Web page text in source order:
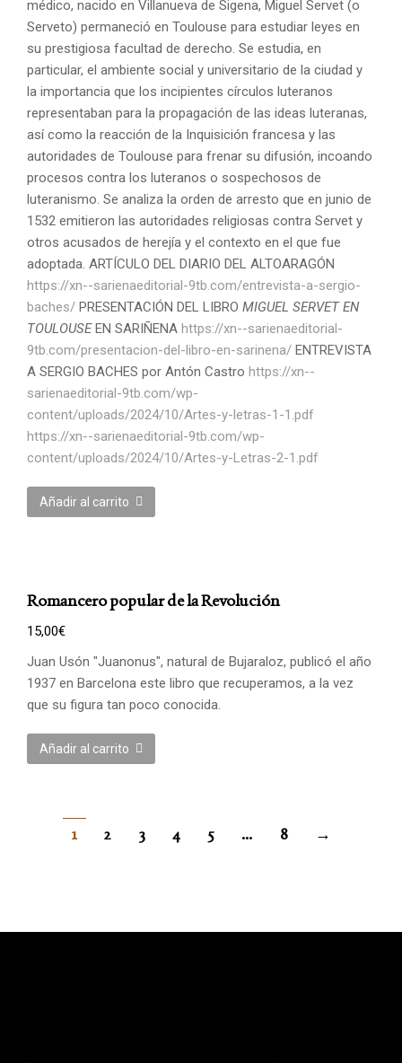
médico, nacido en Villanueva de Sigena, Miguel Servet (o
Serveto) permaneció en Toulouse para estudiar leyes en
su prestigiosa facultad de derecho. Se estudia, en
particular, el ambiente social y universitario de la ciudad y
la importancia que los incipientes círculos luteranos
representaban para la propagación de las ideas luteranas,
así como la reacción de la Inquisición francesa y las
autoridades de Toulouse para frenar su difusión, incoando
procesos contra los luteranos o sospechosos de
luteranismo. Se analiza la orden de arresto que en junio de
1532 emitieron las autoridades religiosas contra Servet y
otros acusados de herejía y el contexto en el que fue
adoptada. ARTÍCULO DEL DIARIO DEL ALTOARAGÓN
https://xn--sarienaeditorial-9tb.com/entrevista-a-sergio-
baches/ PRESENTACIÓN DEL LIBRO MIGUEL SERVET EN
TOULOUSEEN SARIÑENA https://xn--sarienaeditorial-
9tb.com/presentacion-del-libro-en-sarinena/ ENTREVISTA
A SERGIO BACHES por Antón Castro https://xn--
sarienaeditorial-9tb.com/wp-
content/uploads/2024/10/Artes-y-letras-1-1.pdf
https://xn--sarienaeditorial-9tb.com/wp-
content/uploads/2024/10/Artes-y-Letras-2-1.pdf
Añadir al carrito
Romancero popular de la Revolución
15,00€
Juan Usón "Juanonus", natural de Bujaraloz, publicó el año
1937 en Barcelona este libro que recuperamos, a la vez
que su figura tan poco conocida.
Añadir al carrito
1 2 3 4 5 … 8 →